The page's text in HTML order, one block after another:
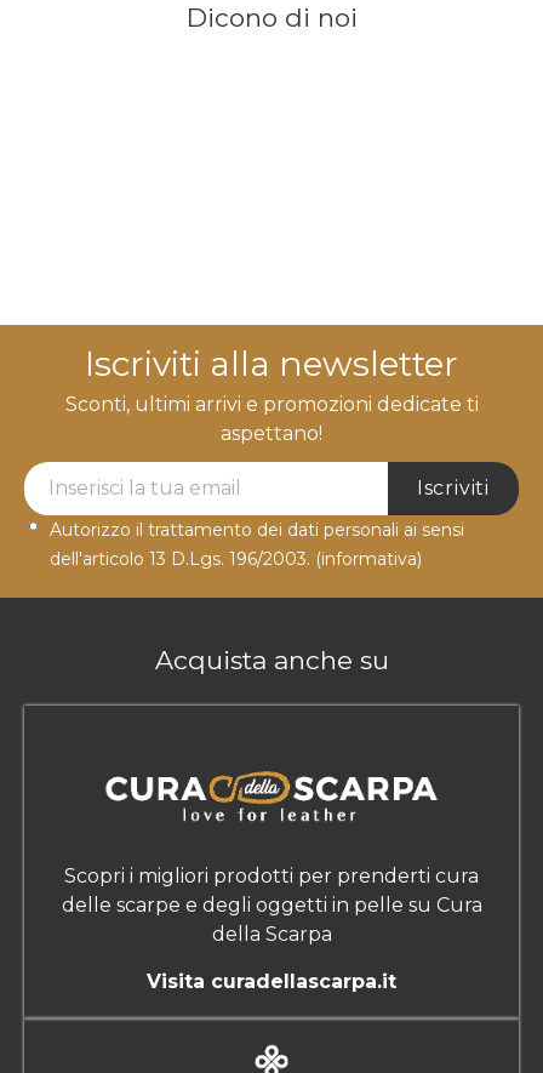
Dicono di noi
Iscriviti alla newsletter
Sconti, ultimi arrivi e promozioni dedicate ti
aspettano!
Newsletter Label
Iscriviti
Autorizzo il trattamento dei dati personali ai sensi
dell'articolo 13 D.Lgs. 196/2003. (informativa)
Acquista anche su
Scopri i migliori prodotti per prenderti cura
delle scarpe e degli oggetti in pelle su Cura
della Scarpa
Visita curadellascarpa.it